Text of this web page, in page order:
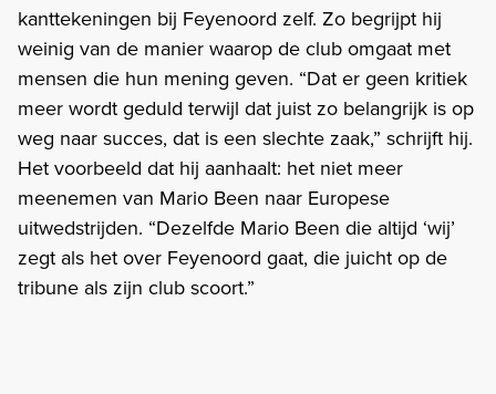
kanttekeningen bij Feyenoord zelf. Zo begrijpt hij
weinig van de manier waarop de club omgaat met
mensen die hun mening geven. “Dat er geen kritiek
meer wordt geduld terwijl dat juist zo belangrijk is op
weg naar succes, dat is een slechte zaak,” schrijft hij.
Het voorbeeld dat hij aanhaalt: het niet meer
meenemen van Mario Been naar Europese
uitwedstrijden. “Dezelfde Mario Been die altijd ‘wij’
zegt als het over Feyenoord gaat, die juicht op de
tribune als zijn club scoort.”